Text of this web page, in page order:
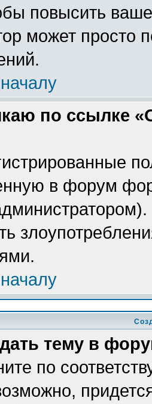
повысить
может просто
по ссылке
в форум
тему в
по